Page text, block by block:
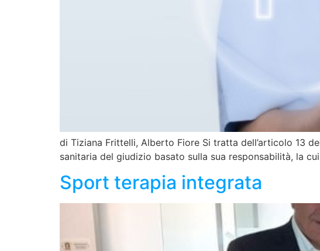
di Tiziana Frittelli, Alberto Fiore Si tratta dell’articolo 13
sanitaria del giudizio basato sulla sua responsabilità, la
Sport terapia integrata